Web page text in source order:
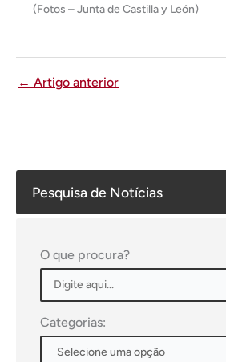
Pesquisa de Notícias
O que procura?
Categorias:
(Fotos – Junta de Castilla y León)
← Artigo anterior